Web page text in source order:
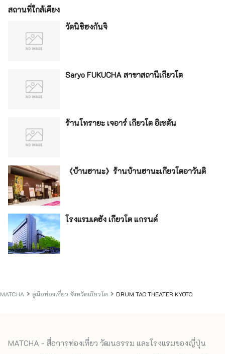
สถานที่ใกล้เคียง
วัดนิชิฮงกันจิ
Saryo FUKUCHA สาขาสถานีเกียวโต
ร้านโทรายะ เจอาร์ เกียวโต อิเซตัน
《บ้านฮานะ》ร้านบ้านฮานะเกียวโตอาวันติ
โรงแรมเคฮัง เกียวโต แกรนด์
MATCHA คู่มือท่องเที่ยว จังหวัดเกียวโต DRUM TAO THEATER KYOTO
MATCHA - สื่อการท่องเที่ยว วัฒนธรรม และโรงแรมของญี่ปุ่น